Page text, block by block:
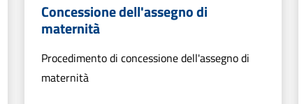
Concessione dell'assegno di
maternità
Procedimento di concessione dell'assegno di
maternità